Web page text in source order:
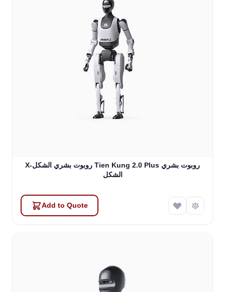
X-روبوت بشري الشكل Tien Kung 2.0 Plus روبوت بشري
الشكل
Add to Quote